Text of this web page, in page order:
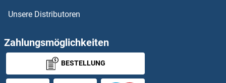
WTIP Antikörper
WTX Antikörper
WW Domain Binding Protein 5 Antikörper
Unsere Distributoren
Zahlungsmöglichkeiten
BESTELLUNG